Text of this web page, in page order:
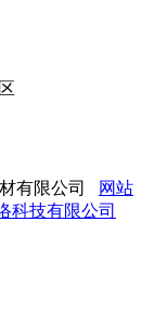
有限公司
网站
科技有限公司